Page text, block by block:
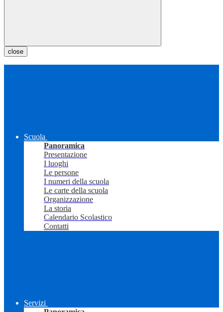
close
Scuola
Panoramica
Presentazione
I luoghi
Le persone
I numeri della scuola
Le carte della scuola
Organizzazione
La storia
Calendario Scolastico
Contatti
Servizi